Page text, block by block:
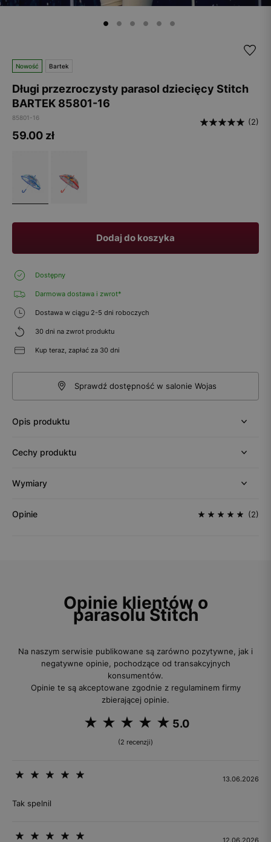
Nowość Bartek
Długi przezroczysty parasol dziecięcy Stitch
BARTEK 85801-16
85801-16 (2)
59.00 zł
Dodaj do koszyka
Dostępny
Darmowa dostawa i zwrot*
Dostawa w ciągu 2-5 dni roboczych
30 dni na zwrot produktu
Kup teraz, zapłać za 30 dni
Sprawdź dostępność w salonie Wojas
Opis produktu
Cechy produktu
Wymiary
Opinie (2)
Opinie klientów o
parasolu Stitch
Na naszym serwisie publikowane są zarówno pozytywne, jak i
negatywne opinie, pochodzące od transakcyjnych
konsumentów.
Opinie te są akceptowane zgodnie z regulaminem firmy
zbierającej opinie.
5.0
(2 recenzji)
13.06.2026
Tak spelnil
12.06.2026